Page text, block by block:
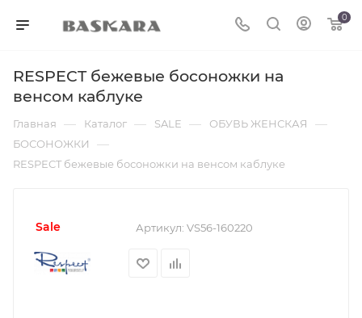
0
RESPECT бежевые босоножки на
венсом каблуке
Главная — Каталог — SALE — ОБУВЬ ЖЕНСКАЯ —
БОСОНОЖКИ —
RESPECT бежевые босоножки на венсом каблуке
sale Артикул: VS56-160220